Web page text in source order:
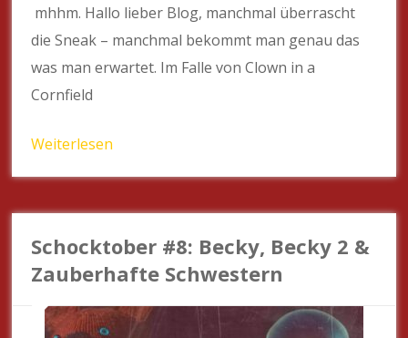
mhhm. Hallo lieber Blog, manchmal überrascht
die Sneak – manchmal bekommt man genau das
was man erwartet. Im Falle von Clown in a
Cornfield
Weiterlesen
Schocktober #8: Becky, Becky 2 &
Zauberhafte Schwestern